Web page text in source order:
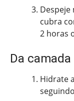
Despeje
cubra
2 horas
Da
Hidrate